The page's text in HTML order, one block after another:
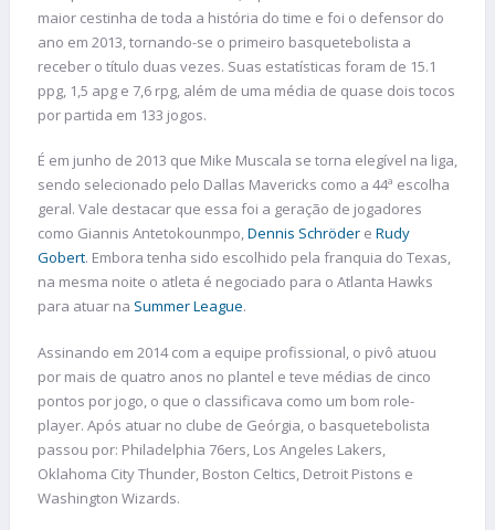
maior cestinha de toda a história do time e foi o defensor do
ano em 2013, tornando-se o primeiro basquetebolista a
receber o título duas vezes. Suas estatísticas foram de 15.1
ppg, 1,5 apg e 7,6 rpg, além de uma média de quase dois tocos
por partida em 133 jogos.
É em junho de 2013 que Mike Muscala se torna elegível na liga,
sendo selecionado pelo Dallas Mavericks como a 44ª escolha
geral. Vale destacar que essa foi a geração de jogadores
como Giannis Antetokounmpo,Dennis Schröder e Rudy
Gobert. Embora tenha sido escolhido pela franquia do Texas,
na mesma noite o atleta é negociado para o Atlanta Hawks
para atuar na Summer League.
Assinando em 2014 com a equipe profissional, o pivô atuou
por mais de quatro anos no plantel e teve médias de cinco
pontos por jogo, o que o classificava como um bom role-
player. Após atuar no clube de Geórgia, o basquetebolista
passou por: Philadelphia 76ers, Los Angeles Lakers,
Oklahoma City Thunder, Boston Celtics, Detroit Pistons e
Washington Wizards.